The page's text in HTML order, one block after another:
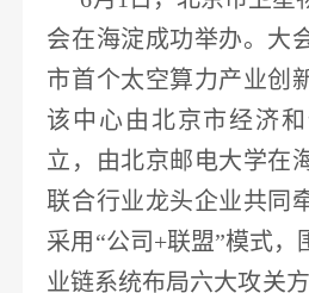
会在海淀成功举办。大
市首个太空算力产业创
该中心由北京市经济
立，由北京邮电大学在
联合行业龙头企业共同
采用 “公司+联盟”模式，
业链系统布局六大攻关